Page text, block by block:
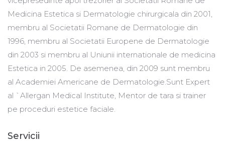
Medicina Estetica si Dermatologie chirurgicala din 2001,
membru al Societatii Romane de Dermatologie din
1996, membru al Societatii Europene de Dermatologie
din 2003 si membru al Uniunii internationale de medicina
Estetica in 2005. De asemenea, din 2009 sunt membru
al Academiei Americane de Dermatologie.Sunt Expert
al `Allergan Medical Institute, Mentor de tara si trainer
pe proceduri estetice faciale.
Servicii